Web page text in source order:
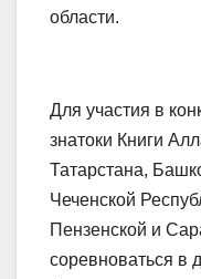
области.
Для участия в
знатоки Книги
Татарстана,
Чеченской
Пензенской и
соревноваться